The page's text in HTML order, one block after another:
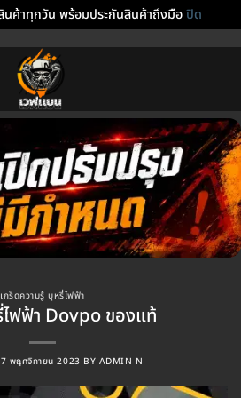
ค้าทุกวัน พร้อมประกันสินค้าถึงมือปิด
เกร็ดความรู้ บุหรี่ไฟฟ้า
ไฟฟ้า Dovpo ของแท้
7 พฤศจิกายน 2023 BY ADMIN N